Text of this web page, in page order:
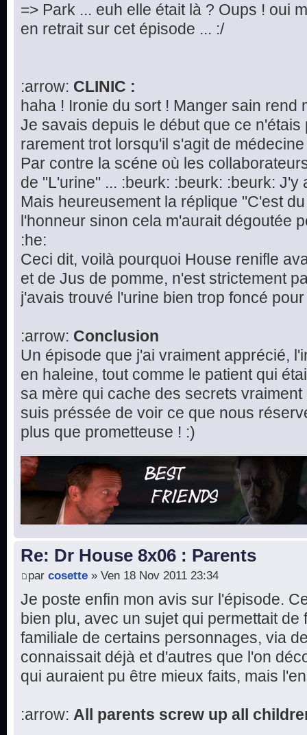
=> Park ... euh elle était là ? Oups ! oui
en retrait sur cet épisode ... :/
:arrow: CLINIC :
haha ! Ironie du sort ! Manger sain rend
Je savais depuis le début que ce
rarement trot lorsqu'il s'agit de
Par contre la scéne où les
de "L'urine" ... :beurk: :beurk: :beurk:
Mais heureusement la réplique "C'est
l'honneur sinon cela m'aurait dégoutée
:he:
Ceci dit, voilà pourquoi House renifle
et de Jus de pomme, n'est strictement
j'avais trouvé l'urine bien trop foncé
:arrow: Conclusion
Un épisode que j'ai vraiment apprécié,
en haleine, tout comme le patient qui
sa mère qui cache des secrets
suis préssée de voir ce que nous
plus que prometteuse ! :)
Re: Dr House 8x06 : Parents
par cosette » Ven 18 Nov 2011 23:34
Je poste enfin mon avis sur l'épisode.
bien plu, avec un sujet qui permettait
familiale de certains personnages, via
connaissait déjà et d'autres que l'on
qui auraient pu être mieux faits, mais
:arrow: All parents screw up all